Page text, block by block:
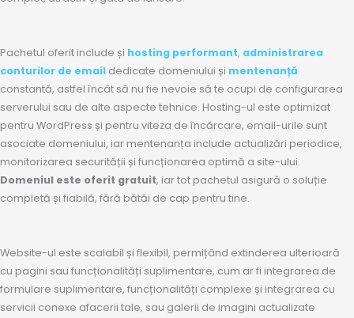
Pachetul oferit include și hosting performant, administrarea
conturilor de email dedicate domeniului și mentenanță
constantă, astfel încât să nu fie nevoie să te ocupi de configurarea
serverului sau de alte aspecte tehnice. Hosting-ul este optimizat
pentru WordPress și pentru viteza de încărcare, email-urile sunt
asociate domeniului, iar mentenanța include actualizări periodice,
monitorizarea securității și funcționarea optimă a site-ului.
Domeniul este oferit gratuit, iar tot pachetul asigură o soluție
completă și fiabilă, fără bătăi de cap pentru tine.
Website-ul este scalabil și flexibil, permițând extinderea ulterioară
cu pagini sau funcționalități suplimentare, cum ar fi integrarea de
formulare suplimentare, funcționalități complexe și integrarea cu
servicii conexe afacerii tale, sau galerii de imagini actualizate